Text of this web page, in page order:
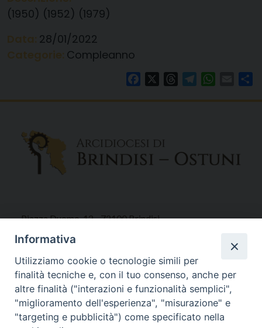
(1950) (1952) (1979)
28/01/2022
Compleanno
FacebookThreadsTelegram Email
Piazza Duomo, 12 - 72100 Brindisi
Tel 0831.521958
Fax 0831.528315
Orari Curia
Mar. / Mer. / Giov. ore 9 - 13
Informativa
Utilizziamo cookie o tecnologie simili per
finalità tecniche e, con il tuo consenso, anche per
altre finalità ("interazioni e funzionalità semplici",
"miglioramento dell'esperienza", "misurazione" e
"targeting e pubblicità") come specificato nella